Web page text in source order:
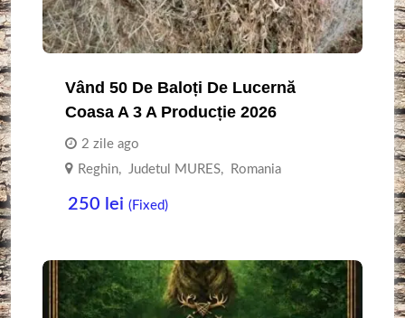
Vând 50 De Baloți De Lucernă
Coasa A 3 A Producție 2026
2 zile ago
Reghin, Judetul MURES, Romania
250 lei (Fixed)